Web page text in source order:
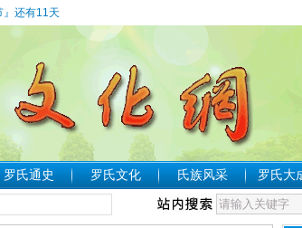
』还有11天
罗氏通史 罗氏文化 氏族风采 罗氏大